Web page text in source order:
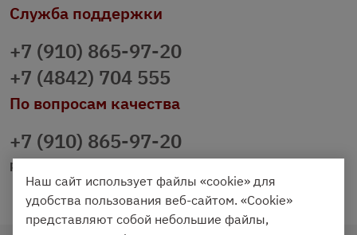
Служба поддержки
+7 (910) 865-97-20
+7 (4842) 704 555
По вопросам качества
+7 (910) 865-97-20
prazdnichniy40@palmi.ru
Наш сайт использует файлы «cookie» для
удобства пользования веб-сайтом. «Cookie»
представляют собой небольшие файлы,